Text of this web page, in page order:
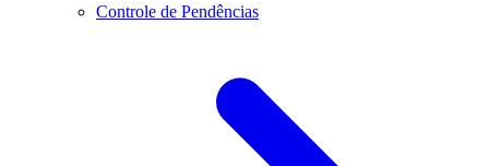
Controle de Pendências